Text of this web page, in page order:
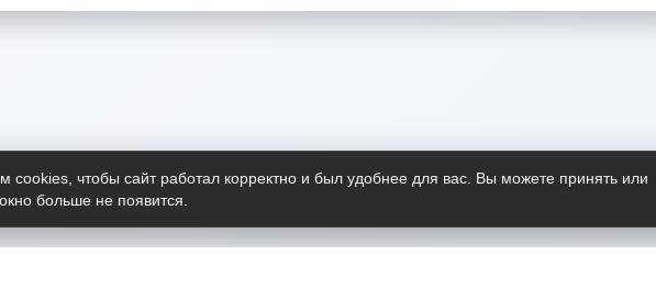
cookies, чтобы сайт работал корректно и был удобнее для вас. Вы можете принять или
больше не появится.